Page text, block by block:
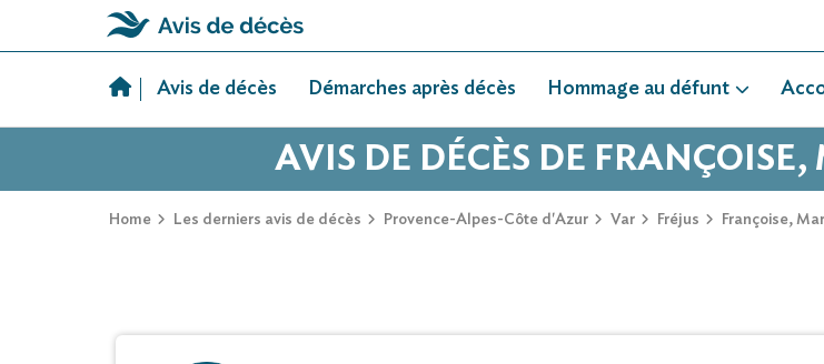
Avis de décès Démarches après décès Hommage au défunt
AVIS DE DÉCÈS DE
Home Les derniers avis de décès Provence-Alpes-Côte d'Azur Var Fréjus Françoise,